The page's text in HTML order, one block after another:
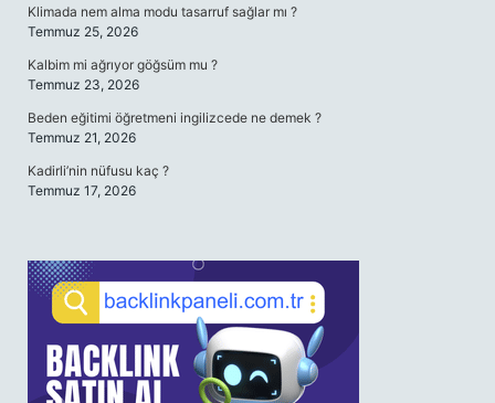
Klimada nem alma modu tasarruf sağlar mı ?
Temmuz 25, 2026
Kalbim mi ağrıyor göğsüm mu ?
Temmuz 23, 2026
Beden eğitimi öğretmeni ingilizcede ne demek ?
Temmuz 21, 2026
Kadirli’nin nüfusu kaç ?
Temmuz 17, 2026